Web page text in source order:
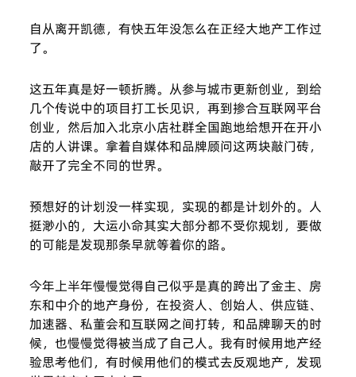
自从离开凯德，有快五年没怎么在正经大地产工作过
了。
这五年真是好一顿折腾。从参与城市更新创业，到给
几个传说中的项目打工长见识，再到掺合互联网平台
创业，然后加入北京小店社群全国跑地给想开在开小
店的人讲课。拿着自媒体和品牌顾问这两块敲门砖，
敲开了完全不同的世界。
预想好的计划没一样实现，实现的都是计划外的。人
挺渺小的，大运小命其实大部分都不受你规划，要做
的可能是发现那条早就等着你的路。
今年上半年慢慢觉得自己似乎是真的跨出了金主、房
东和中介的地产身份，在投资人、创始人、供应链、
加速器、私董会和互联网之间打转，和品牌聊天的时
候，也慢慢觉得被当成了自己人。我有时候用地产经
验思考他们，有时候用他们的模式去反观地产，发现